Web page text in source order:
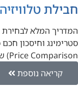
חבילת טלוויזיה
Price Comparison) שוק…
קריאה נוספת